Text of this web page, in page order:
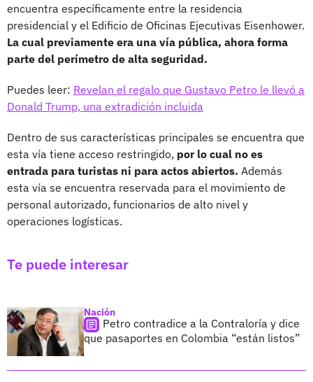
encuentra específicamente entre la residencia
presidencial y el Edificio de Oficinas Ejecutivas Eisenhower.
La cual previamente era una vía pública, ahora forma
parte del perímetro de alta seguridad.
Puedes leer: Revelan el regalo que Gustavo Petro le llevó a
Donald Trump, una extradición incluida
Dentro de sus características principales se encuentra que
esta vía tiene acceso restringido, por lo cual no es
entrada para turistas ni para actos abiertos. Además
esta vía se encuentra reservada para el movimiento de
personal autorizado, funcionarios de alto nivel y
operaciones logísticas.
Te puede interesar
Nación
Petro contradice a la Contraloría y dice
que pasaportes en Colombia “están listos”